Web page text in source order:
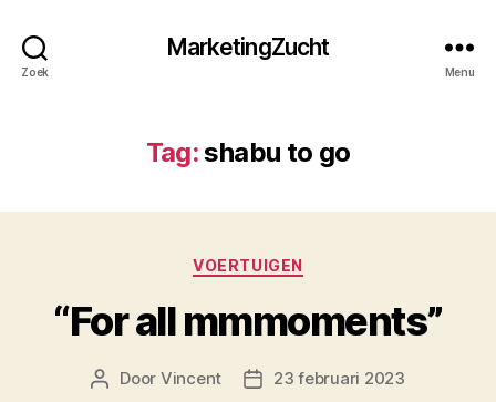
Zoek
MarketingZucht
Menu
Tag:shabu to go
Categorieën
VOERTUIGEN
“For all mmmoments”
Berichtauteur
Door Vincent Berichtdatum
23 februari 2023